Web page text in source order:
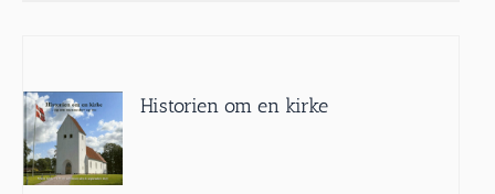
Historien om en kirke